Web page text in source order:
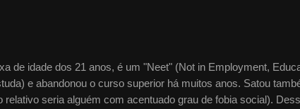
de idade dos 21 anos, é um "Neet" (Not in Employment,
e abandonou o curso superior há muitos anos. Satou
relativo seria alguém com acentuado grau de fobia social).